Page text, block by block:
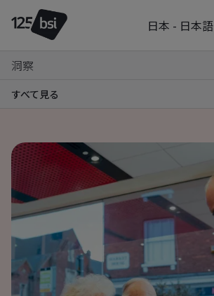
日本 - 日本語
洞察
すべて見る